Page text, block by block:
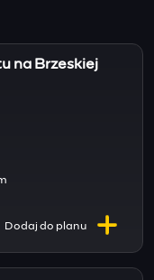
na Brzeskiej
Dodaj do planu